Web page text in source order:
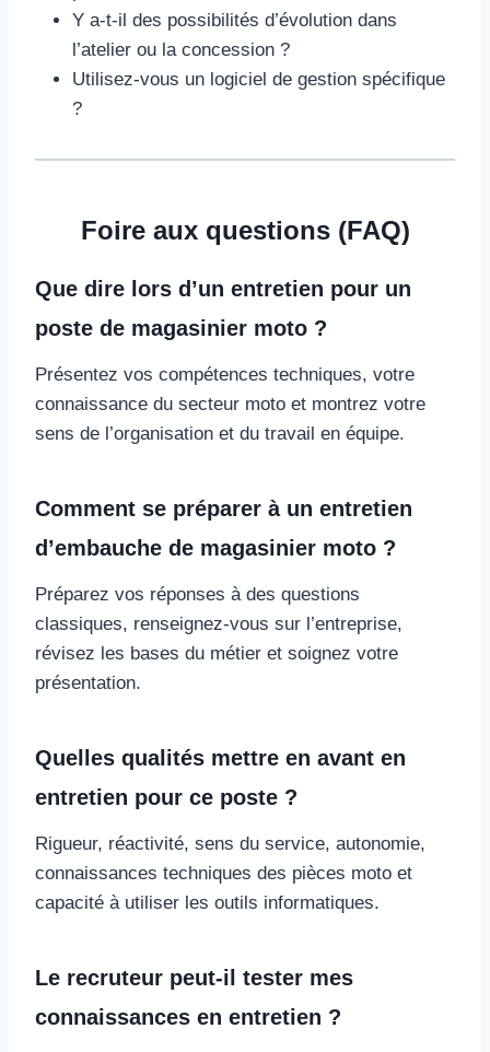
Y a-t-il des possibilités d’évolution dans
l’atelier ou la concession ?
Utilisez-vous un logiciel de gestion spécifique
?
Foire aux questions (FAQ)
Que dire lors d’un entretien pour un
poste de magasinier moto ?
Présentez vos compétences techniques, votre
connaissance du secteur moto et montrez votre
sens de l’organisation et du travail en équipe.
Comment se préparer à un entretien
d’embauche de magasinier moto ?
Préparez vos réponses à des questions
classiques, renseignez-vous sur l’entreprise,
révisez les bases du métier et soignez votre
présentation.
Quelles qualités mettre en avant en
entretien pour ce poste ?
Rigueur, réactivité, sens du service, autonomie,
connaissances techniques des pièces moto et
capacité à utiliser les outils informatiques.
Le recruteur peut-il tester mes
connaissances en entretien ?